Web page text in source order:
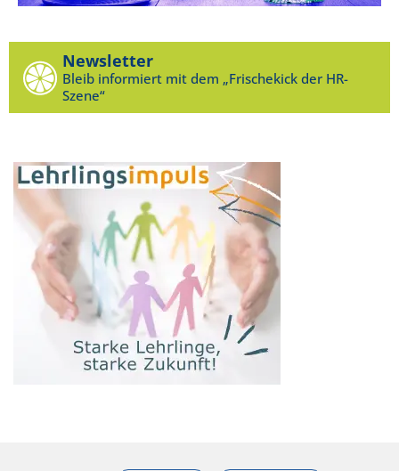
Newsletter
Bleib informiert mit dem „Frischekick der HR-
Szene“